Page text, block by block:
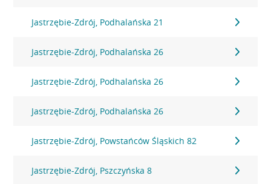
Jastrzębie-Zdrój, Podhalańska 21
Jastrzębie-Zdrój, Podhalańska 26
Jastrzębie-Zdrój, Podhalańska 26
Jastrzębie-Zdrój, Podhalańska 26
Jastrzębie-Zdrój, Powstańców Śląskich 82
Jastrzębie-Zdrój, Pszczyńska 8